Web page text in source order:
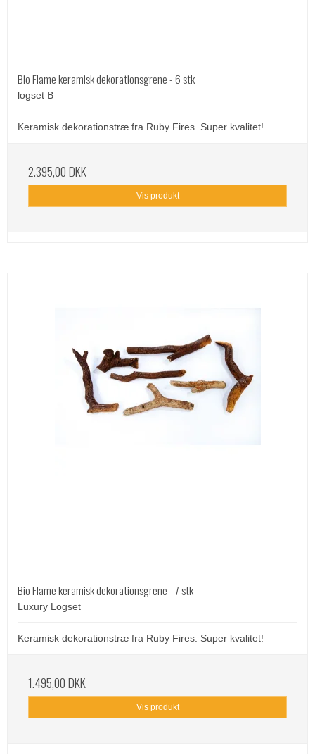
Bio Flame keramisk dekorationsgrene - 6 stk
logset B
Keramisk dekorationstræ fra Ruby Fires. Super kvalitet!
2.395,00 DKK
Vis produkt
Bio Flame keramisk dekorationsgrene - 7 stk
Luxury Logset
Keramisk dekorationstræ fra Ruby Fires. Super kvalitet!
1.495,00 DKK
Vis produkt